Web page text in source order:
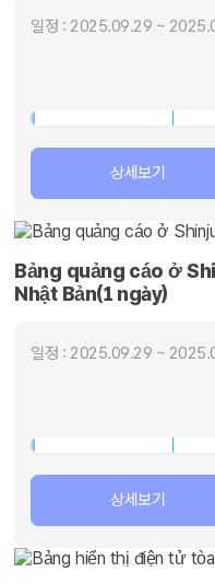
일정 : 2025.09.29 ~
상세보기
Bảng quảng cáo ở
Nhật Bản(1 ngày)
일정 : 2025.09.29 ~
상세보기